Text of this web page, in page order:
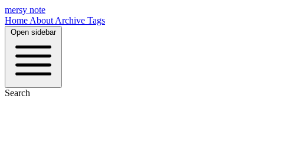
mersy note
Home About Archive Tags
Open sidebar
Search